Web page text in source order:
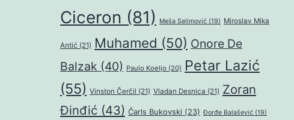
Ciceron (81) Meša Selimović (19) Miroslav Mika
Antić (21) Muhamed (50) Onore De
Balzak (40) Paulo Koeljo (20) Petar Lazić
(55) Vinston Čerčil (21) Vladan Desnica (21) Zoran
Đinđić (43) Čarls Bukovski (23) Đorđe Balašević (19)